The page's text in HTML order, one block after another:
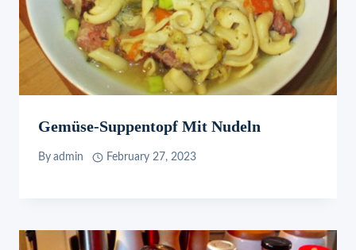
Gemüse-Suppentopf Mit Nudeln
By admin February 27, 2023